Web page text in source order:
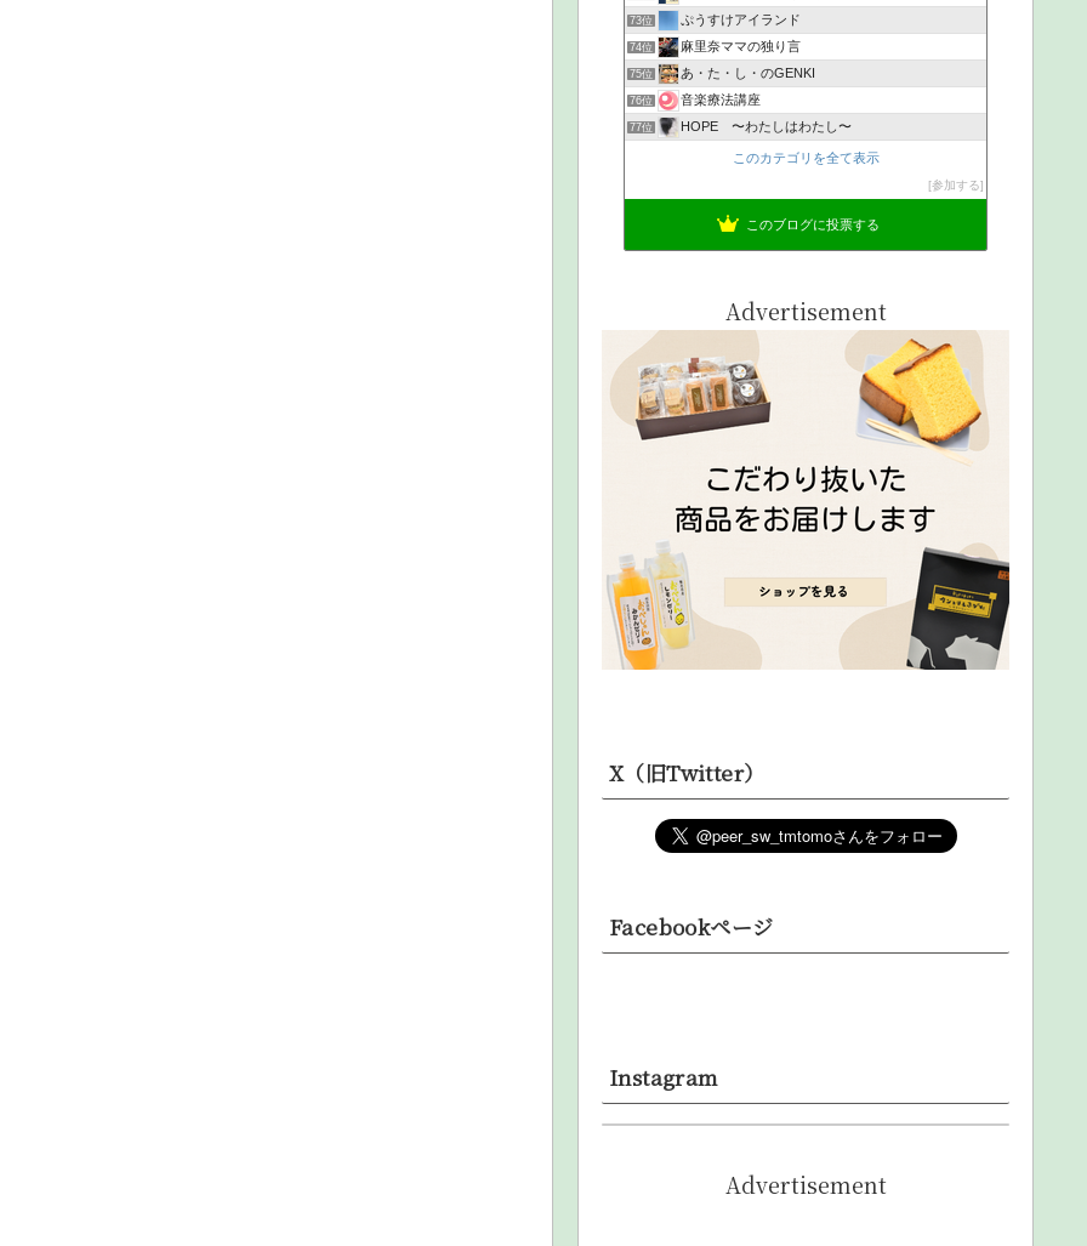
73位 ぷうすけアイランド
74位 麻里奈ママの独り言
75位 あ・た・し・のGENKI
76位 音楽療法講座
77位 HOPE 〜わたしはわたし〜
このカテゴリを全て表示
参加する
このブログに投票する
Advertisement
X（旧Twitter）
Facebookページ
Instagram
Advertisement